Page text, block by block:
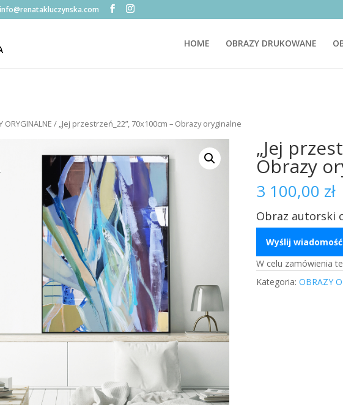
info@renatakluczynska.com
HOME OBRAZY DRUKOWANE
ORYGINALNE / „Jej przestrzeń_22”, 70x100cm – Obrazy oryginalne
„Jej
Obrazy
3 100,00 zł
Obraz autorski
Wyślij
W celu zamówienia
Kategoria: OBRAZY